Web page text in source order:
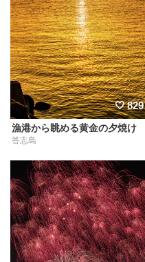
829
漁港から眺める黄金の夕焼け
答志島